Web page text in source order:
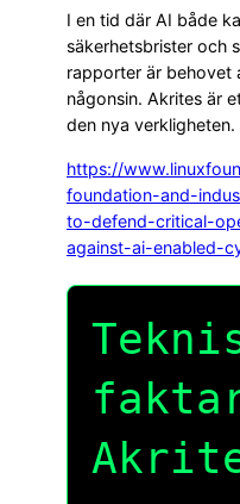
I en tid där AI både
säkerhetsbrister och
rapporter är behovet
någonsin. Akrites är
den nya verkligheten.
https://
foundation-and-
to-defend-critical-
against-ai-enabled-